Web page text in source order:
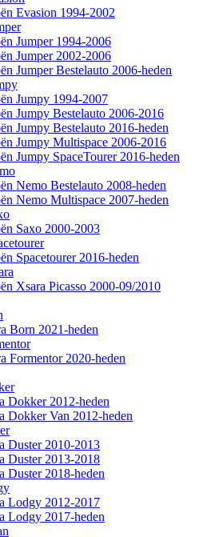
Evasion 1994-2002
Jumper 1994-2006
Jumper 2002-2006
Jumper Bestelauto 2006-heden
Jumpy 1994-2007
Jumpy Bestelauto 2006-2016
Jumpy Bestelauto 2016-heden
Jumpy Multispace 2006-2016
Jumpy SpaceTourer 2016-heden
Nemo Bestelauto 2008-heden
Nemo Multispace 2007-heden
Saxo 2000-2003
Spacetourer 2016-heden
Xsara Picasso 2000-09/2010
Born 2021-heden
Formentor 2020-heden
Dokker 2012-heden
Dokker Van 2012-heden
Duster 2010-2013
Duster 2013-2018
Duster 2018-heden
Lodgy 2012-2017
Lodgy 2017-heden